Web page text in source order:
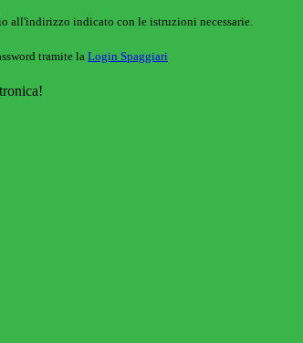
all'indirizzo indicato con le istruzioni necessarie.
tramite la Login Spaggiari